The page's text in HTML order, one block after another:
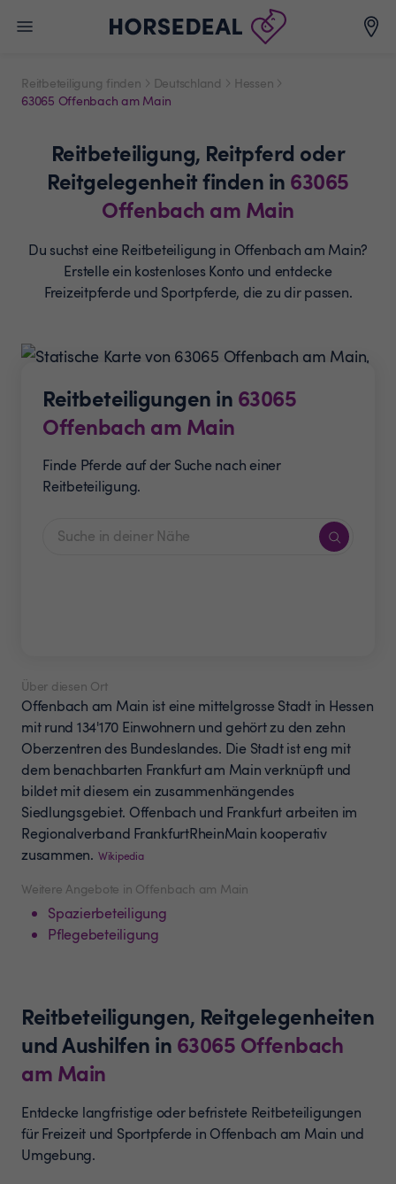
Reitbeteiligung finden Deutschland
Hessen
63065 Offenbach am Main
Reitbeteiligung, Reitpferd oder
Reitgelegenheitfinden in 63065
Offenbach am Main
Du suchst eine Reitbeteiligung in Offenbach am Main?
Erstelle ein kostenloses Konto und entdecke
Freizeitpferde und Sportpferde, die zu dir passen.
Reitbeteiligungen in 63065
Offenbach am Main
Finde Pferde auf der Suche nach einer
Reitbeteiligung.
Weitere Angebote in Offenbach am Main
Spazierbeteiligung
Pflegebeteiligung
Über diesen Ort
Offenbach am Main ist eine mittelgrosse Stadt in Hessen
mit rund 134'170 Einwohnern und gehört zu den zehn
Oberzentren des Bundeslandes. Die Stadt ist eng mit
dem benachbarten Frankfurt am Main verknüpft und
bildet mit diesem ein zusammenhängendes
Siedlungsgebiet. Offenbach und Frankfurt arbeiten im
Regionalverband FrankfurtRheinMain kooperativ
zusammen. Wikipedia
Reitbeteiligungen, Reitgelegenheiten
und Aushilfen in 63065 Offenbach
am Main
Entdecke langfristige oder befristete Reitbeteiligungen
für Freizeit und Sportpferde in Offenbach am Main und
Umgebung.